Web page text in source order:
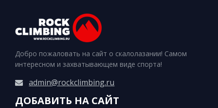
Добро пожаловать на сайт о скалолазании! Самом
интересном и захватывающем виде спорта!
admin@rockclimbing.ru
ДОБАВИТЬ НА САЙТ